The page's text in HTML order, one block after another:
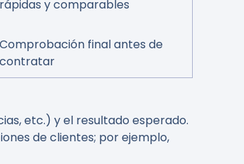
rápidas y comparables
Comprobación final antes de
contratar
etc.) y el resultado esperado.
de clientes; por ejemplo,